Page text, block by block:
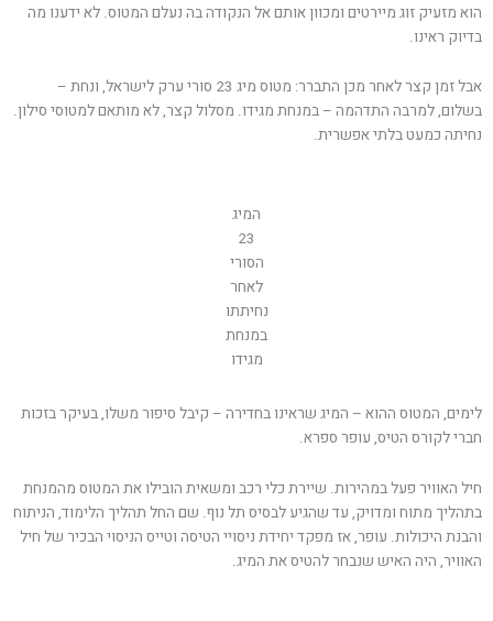
הוא מזעיק זוג מיירטים ומכוון אותם אל הנקודה בה נעלם המטוס. לא ידענו מה
בדיוק ראינו.
אבל זמן קצר לאחר מכן התברר: מטוס מיג 23 סורי ערק לישראל, ונחת –
בשלום, למרבה התדהמה – במנחת מגידו. מסלול קצר, לא מותאם למטוסי סילון.
נחיתה כמעט בלתי אפשרית.
המיג
23
הסורי
לאחר
נחיתתו
במנחת
מגידו
לימים, המטוס ההוא – המיג שראינו בחדירה – קיבל סיפור משלו, בעיקר בזכות
חברי לקורס הטיס, עופר ספרא.
חיל האוויר פעל במהירות. שיירת כלי רכב ומשאית הובילו את המטוס מהמנחת
בתהליך מתוח ומדויק, עד שהגיע לבסיס תל נוף. שם החל תהליך הלימוד, הניתוח
והבנת היכולות. עופר, אז מפקד יחידת ניסויי הטיסה וטייס הניסוי הבכיר של חיל
האוויר, היה האיש שנבחר להטיס את המיג.